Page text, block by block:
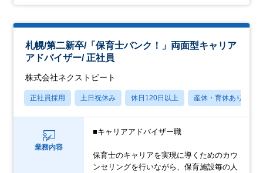
札幌/第二新卒/「保育士バンク！」両面型キャリア
アドバイザー/ 正社員
株式会社ネクストビート
正社員採用 土日祝休み 休日120日以上 産休・育休あり
業務内容
■キャリアアドバイザー職
保育士のキャリアを実現に導くためのカウ
ンセリングを行いながら、保育施設毎の人